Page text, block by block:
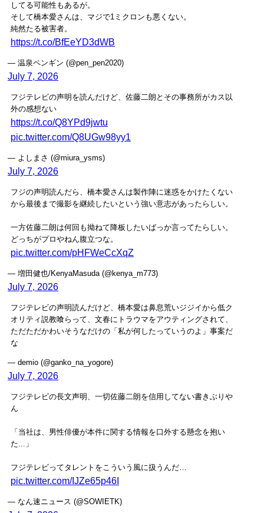
してる可能性もあるが。
そして橋本愛さんは、マジで1ミクロンも悪くない。
純然たる被害者。
https://t.co/BfEeYD3dWB
— 温泉ペンギン (@pen_pen2020)
July 7, 2026
フジテレビの声明を読んだけど、佐藤二朗とその事務所がカス以
外の感想ない
https://t.co/Q8YPd9jwtu
pic.twitter.com/Q8UGw98yy1
— よしまさ (@miura_ysms)
July 7, 2026
フジの声明読んだら、橋本愛さんは製作陣に迷惑をかけたくない
から最後まで撮影を継続したいという強い意志があったらしい。
一方佐藤二朗は何回も拗ねて降板したいばっか言ってたらしい。
どっちがプロやねん腹立つな。
pic.twitter.com/pHFWeCcXqZ
— 増田健也/KenyaMasuda (@kenya_m773)
July 7, 2026
フジテレビの声明読んだけど、橋本愛は鼻息荒いジジイから低ク
オリティ説教喰らって、文春にトラウマをアウティングされて、
ただただかわいそうなだけの「私が何したっていうのよ」事案だ
な
— demio (@ganko_na_yogore)
July 7, 2026
フジテレビの長文声明、一切佐藤二朗を信用してない書きぶりや
ん
「当社は、男性俳優が本件に関する情報を口外する懸念を抱い
た...」
フジテレビってタレントをこういう風に扱うんだ…
pic.twitter.com/IJZe65p46I
— なん速ニュース (@SOWIETK)